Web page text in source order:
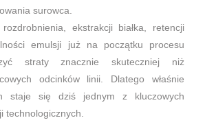
surowca.
ekstrakcji białka, retencji
emulsji już na początku procesu
straty znacznie skuteczniej niż
odcinków linii. Dlatego właśnie
staje się dziś jednym z kluczowych
technologicznych.